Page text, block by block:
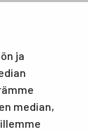
ja
median,
niin
tason
virallinen
sekä